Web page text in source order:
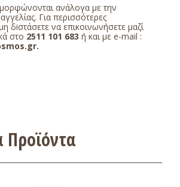
ανάλογα με την
Για περισσότερες
δiστάσετε να επικοινωνήσετε μαζί
στο 2511 101 683 ή και με e-mail :
.
Προϊόντα